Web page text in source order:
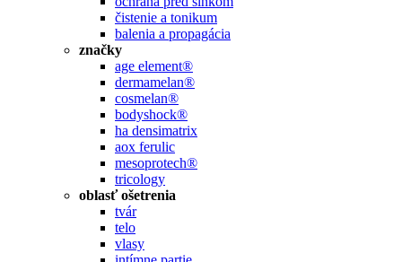
čistenie a tonikum
balenia a propagácia
značky
age element®
dermamelan®
cosmelan®
bodyshock®
ha densimatrix
aox ferulic
mesoprotech®
tricology
oblasť ošetrenia
tvár
telo
vlasy